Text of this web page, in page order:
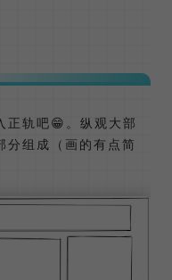
正轨吧😁。纵观大部
分组成（画的有点简